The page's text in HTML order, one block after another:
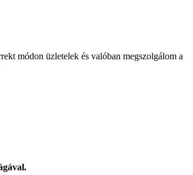
módon üzletelek és valóban megszolgálom a